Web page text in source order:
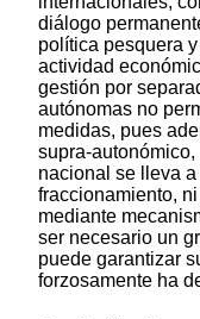
diálogo
política pesquera
actividad
gestión por
autónomas no
medidas, pues
supra-
nacional se lleva
fraccionamiento,
mediante
ser necesario un
puede garantizar
forzosamente ha